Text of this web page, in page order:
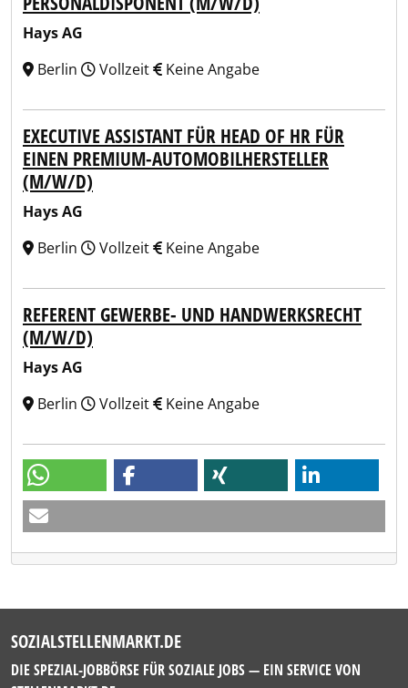
Hays AG
Berlin
Vollzeit Keine Angabe
EXECUTIVE ASSISTANT FÜR HEAD OF HR FÜR
EINEN PREMIUM-AUTOMOBILHERSTELLER
(M/W/D)
Hays AG
Berlin
Vollzeit Keine Angabe
REFERENT GEWERBE- UND HANDWERKSRECHT
(M/W/D)
Hays AG
Berlin
Vollzeit Keine Angabe
SOZIALSTELLENMARKT.DE
DIE SPEZIAL-JOBBÖRSE FÜR SOZIALE JOBS — EIN SERVICE VON